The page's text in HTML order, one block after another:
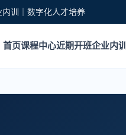
训｜数字化人才培养
首页课程中心近期开班企业内训